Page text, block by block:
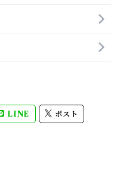
LINE ポスト